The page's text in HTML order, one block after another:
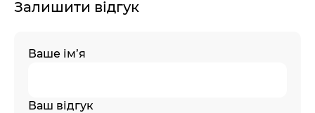
Залишити відгук
Ваше ім’я
Ваш відгук